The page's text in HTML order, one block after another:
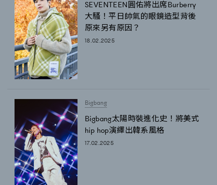
TRENDING
AFrenchMind
EmpowerF
FashionWeek
SEVENTEEN圓佑將出席Burberry
大騷！平日帥氣的眼鏡造型背後
原來另有原因？
18.02.2025
Bigbang
Bigbang太陽時裝進化史！將美式
hip hop演繹出韓系風格
17.02.2025